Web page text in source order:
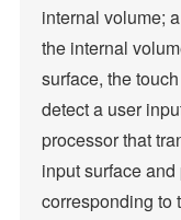
internal volume;
the internal
surface, the
detect a user
processor that
input surface
corresponding to